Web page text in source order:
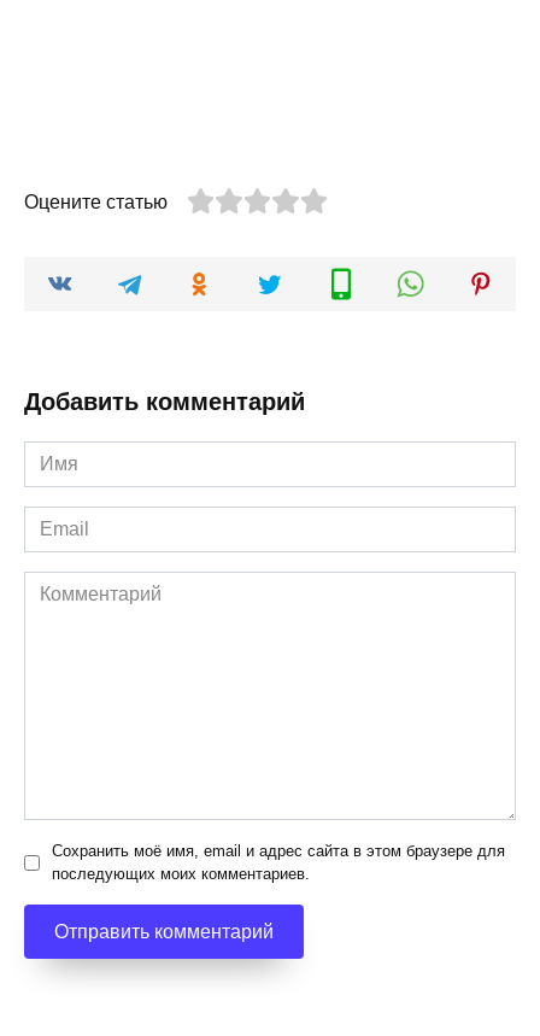
Оцените статью
Добавить комментарий
Имя
*
Email
*
Комментарий
Сохранить моё имя, email и адрес сайта в этом браузере для
последующих моих комментариев.